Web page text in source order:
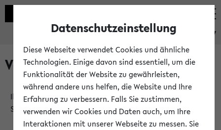
eKVV
Verlauf
Ihr Verlauf ist leer. Er wird sich im Verlauf Ihrer eKVV
Sitzung füllen.
Datenschutzeinstellung
Diese Webseite verwendet Cookies und ähnliche
Technologien. Einige davon sind essentiell, um die
Funktionalität der Website zu gewährleisten,
während andere uns helfen, die Website und Ihre
Erfahrung zu verbessern. Falls Sie zustimmen,
verwenden wir Cookies und Daten auch, um Ihre
Interaktionen mit unserer Webseite zu messen. Sie